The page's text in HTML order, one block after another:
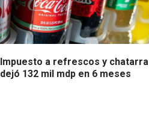
Impuesto a refrescos y chatarra
dejó 132 mil mdp en 6 meses